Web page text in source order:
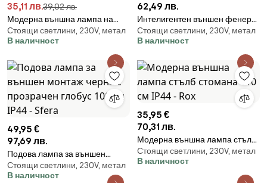
35,11 лв.39,02 лв.
Модерна външна лампа на
стълб стомана 45 см IP44 - Rox
Стоящи светлини, 230V, метал
В наличност
62,49 лв.
Интелигентен външен фенер
антрацит 80 см с Wifi P45 - Rox
Стоящи светлини, 230V, метал
В наличност
49,95 €
97,69 лв.
Подова лампа за външен
монтаж черна с прозрачен
глобус 100 см IP44 - Sfera
Стоящи светлини, 230V, метал
В наличност
35,95 €
70,31 лв.
Модерна външна лампа стълб
стомана 110 см IP44 - Rox
Стоящи светлини, 230V, метал
В наличност